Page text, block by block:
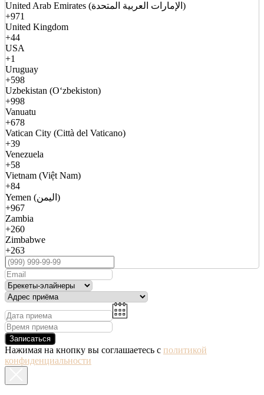
United Arab Emirates (الإمارات العربية المتحدة)
+971
United Kingdom
+44
USA
+1
Uruguay
+598
Uzbekistan (Oʻzbekiston)
+998
Vanuatu
+678
Vatican City (Città del Vaticano)
+39
Venezuela
+58
Vietnam (Việt Nam)
+84
Yemen (اليمن)
+967
Zambia
+260
Zimbabwe
+263
Записаться
Нажимая на кнопку вы соглашаетесь с политикой
конфиденциальности